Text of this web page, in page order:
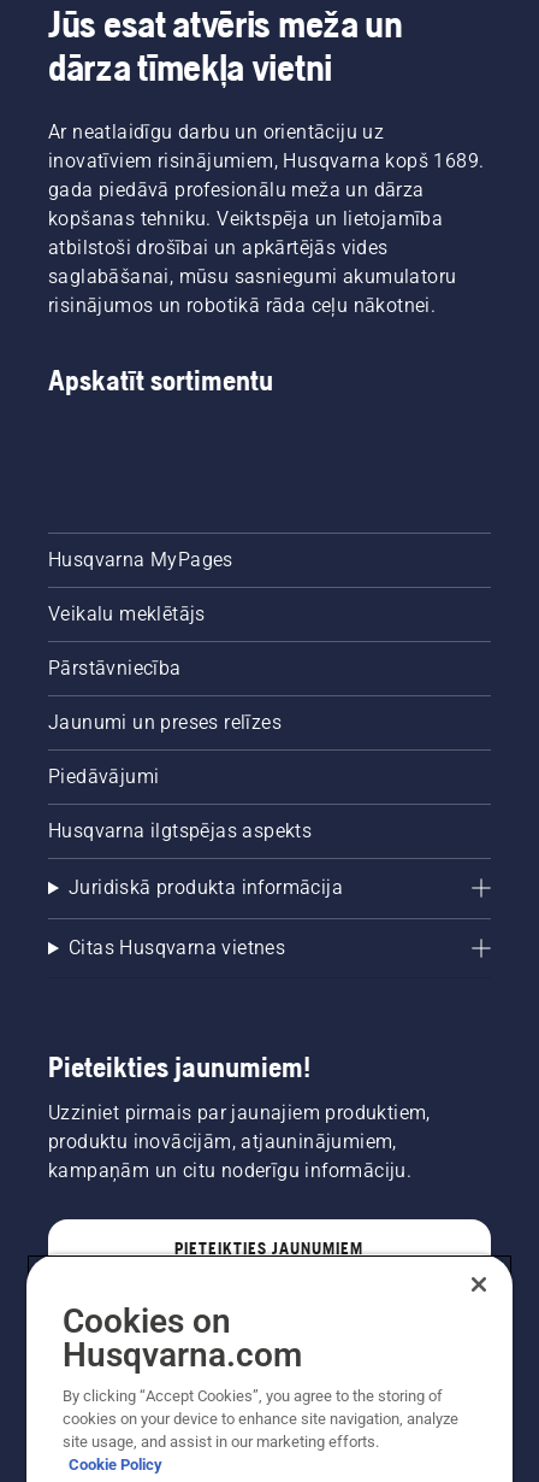
Jūs esat atvēris meža un
dārza tīmekļa vietni
Ar neatlaidīgu darbu un orientāciju uz
inovatīviem risinājumiem, Husqvarna kopš 1689.
gada piedāvā profesionālu meža un dārza
kopšanas tehniku. Veiktspēja un lietojamība
atbilstoši drošībai un apkārtējās vides
saglabāšanai, mūsu sasniegumi akumulatoru
risinājumos un robotikā rāda ceļu nākotnei.
Apskatīt sortimentu
Husqvarna MyPages
Veikalu meklētājs
Pārstāvniecība
Jaunumi un preses relīzes
Piedāvājumi
Husqvarna ilgtspējas aspekts
Juridiskā produkta informācija
Citas Husqvarna vietnes
Pieteikties jaunumiem!
Uzziniet pirmais par jaunajiem produktiem,
produktu inovācijām, atjauninājumiem,
kampaņām un citu noderīgu informāciju.
PIETEIKTIES JAUNUMIEM
Cookies on
Husqvarna.com
By clicking “Accept Cookies”, you agree to the storing of
cookies on your device to enhance site navigation, analyze
site usage, and assist in our marketing efforts.
Cookie Policy